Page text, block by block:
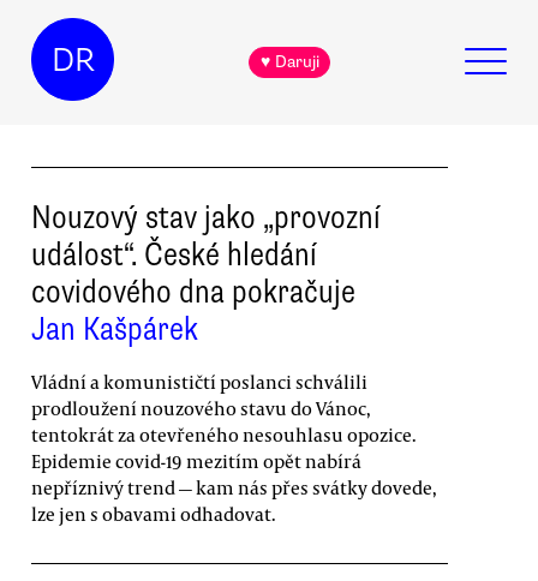
DR ♥ Daruji
Nouzový stav jako „provozní
událost“. České hledání
covidového dna pokračuje
Jan Kašpárek
Vládní a komunističtí poslanci schválili
prodloužení nouzového stavu do Vánoc,
tentokrát za otevřeného nesouhlasu opozice.
Epidemie covid-19 mezitím opět nabírá
nepříznivý trend — kam nás přes svátky dovede,
lze jen s obavami odhadovat.